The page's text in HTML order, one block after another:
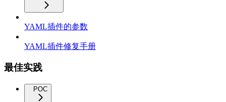
YAML插件的参数
YAML插件修复手册
最佳实践
POC